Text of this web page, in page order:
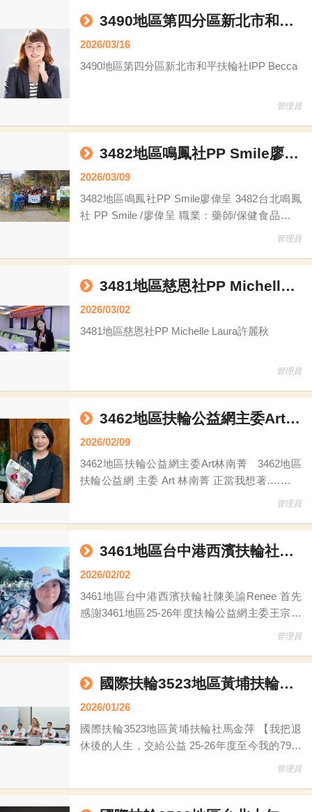
個團體，看著大家為了媒合物資而奔走，心中種
秘會中，聽著主委與委員的大力推廣，這份對
「物資媒合」的認同感便在心中默默萌芽。
3490地區第四分區新北市和平扶輪社IPP Becca
2026/03/16
3490地區第四分區新北市和平扶輪社IPP Becca
管理員
3482地區鳴鳳社PP Smile廖偉呈
2026/03/09
3482地區鳴鳳社PP Smile廖偉呈 3482台北鳴鳳
社 PP Smile /廖偉呈 職業：藥師/保健食品研發
網委員會 委員 …………………………
管理員
3481地區慈恩社PP Michelle Laura許麗秋
2026/03/02
3481地區慈恩社PP Michelle Laura許麗秋
管理員
3462地區扶輪公益網主委Art林南菁
2026/02/09
3462地區扶輪公益網主委Art林南菁 3462地區
扶輪公益網 主委 Art 林南菁 正當我想著….，花
蓮光復鄉馬太鞍溪的洪災！我們能為災民做些什
一通電話，他歡心鼓舞的告知我。他爭取到1000
雙高級女鞋的義賣機會，公益網團隊們即刻召開
場又一場多處定點式的義賣女鞋活動，團隊們竟
然
管理員
3461地區台中港西濱扶輪社陳美諭Renee
2026/02/02
3461地區台中港西濱扶輪社陳美諭Renee 首先
感謝3461地區25-26年度扶輪公益網主委王宗仁
Karajan(大甲中央社)推薦我成為本週輪值站長
前從事園藝工具與五金相關工作，身爲巨和園藝
工具五金行植物代理人，今天很榮幸以扶輪公益
網的初
管理員
國際扶輪3523地區黃埔扶輪社馬金萍
2026/01/26
國際扶輪3523地區黃埔扶輪社馬金萍 【我把退
休後的人生，交給公益 25-26年度至今我的79次
是終於可以好好休息了？」 但對我來說，退休
管理員